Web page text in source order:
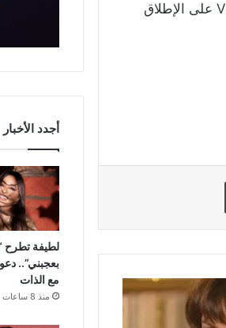
غنائي لاتيني” ضمن مهرجان Latin GRAMMY Awards لهذا العام وفاز أيضًا بأول VMA على الإطلاق
طباعة
أجدد الأخبار
لطيفة تطرح
بعجبني”..
مع الذات
منذ 8 ساعات